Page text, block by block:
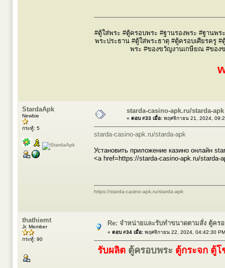
#ตู้ใส่พระ #ตู้ครอบพระ #ฐานรองพระ #ฐานพ
พระประธาน #ตู้ใส่พระธาตุ #ตู้ครอบเศียรครู
พระ #ของขวัญงานเกษียณ #ของ
StardaApk
Newbie
กระทู้: 5
starda-casino-apk.ru/starda-apk
« ตอบ #33 เมื่อ: พฤศจิกายน 21, 2024,
starda-casino-apk.ru/starda-apk
Установить приложение казино онлайн
<a href=https://starda-casino-apk.ru/starda-
https://starda-casino-apk.ru/starda-apk
thathiemt
Jr. Member
กระทู้: 90
Re: จำหน่ายและรับทำขนาดตามสั่ง ตู้คร
« ตอบ #34 เมื่อ: พฤศจิกายน 22, 2024, 04:42:30
รับผลิต ตู้ครอบพระ ตู้กระจก ตู้โ